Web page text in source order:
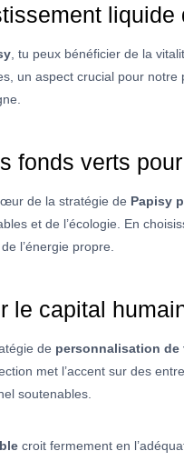
, tu peux bénéficier de la
un aspect crucial pour
fonds verts
de la stratégie de Papisy
et de l’écologie. En
l’énergie propre.
le capital
de personnalisation de
met l’accent sur des
soutenables.
croit fermement en